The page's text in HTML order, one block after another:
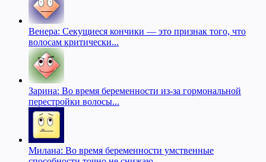
Венера: Секущиеся кончики — это признак того, что
волосам критически...
Зарина: Во время беременности из-за гормональной
перестройки волосы...
Милана: Во время беременности умственные